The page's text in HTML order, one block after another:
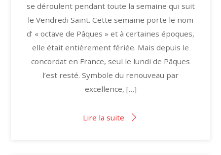
se déroulent pendant toute la semaine qui suit
le Vendredi Saint. Cette semaine porte le nom
d’ « octave de Pâques » et à certaines époques,
elle était entièrement fériée. Mais depuis le
concordat en France, seul le lundi de Pâques
l’est resté. Symbole du renouveau par
excellence, […]
Lire la suite